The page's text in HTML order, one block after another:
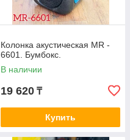
Колонка акустическая MR -
6601. Бумбокс.
В наличии
19 620 ₸
Купить